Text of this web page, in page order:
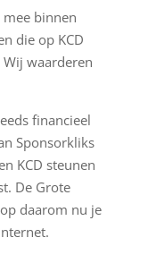
binnen
die op KCD
waarderen
financieel
Sponsorkliks
KCD steunen
De Grote
daarom nu je